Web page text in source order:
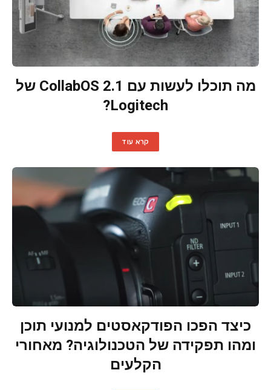
מה תוכלו לעשות עם CollabOS 2.1 של
Logitech?
קרא עוד
כיצד הפכו הפודקאסטים למנועי תוכן
ומהו תפקידה של הטכנולוגיה? מאחורי
הקלעים